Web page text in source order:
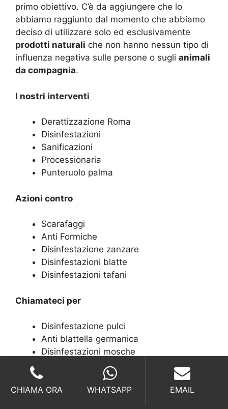
primo obiettivo. C’è da aggiungere che lo
abbiamo raggiunto dal momento che abbiamo
deciso di utilizzare solo ed esclusivamente
prodotti naturali che non hanno nessun tipo di
influenza negativa sulle persone o sugli animali
da compagnia.
I nostri interventi
Derattizzazione Roma
Disinfestazioni
Sanificazioni
Processionaria
Punteruolo palma
Azioni contro
Scarafaggi
Anti Formiche
Disinfestazione zanzare
Disinfestazioni blatte
Disinfestazioni tafani
Chiamateci per
Disinfestazione pulci
Anti blattella germanica
Disinfestazioni mosche
Allontanamento volatili
Stop ai parassiti
CHIAMA ORA WHATSAPP EMAIL